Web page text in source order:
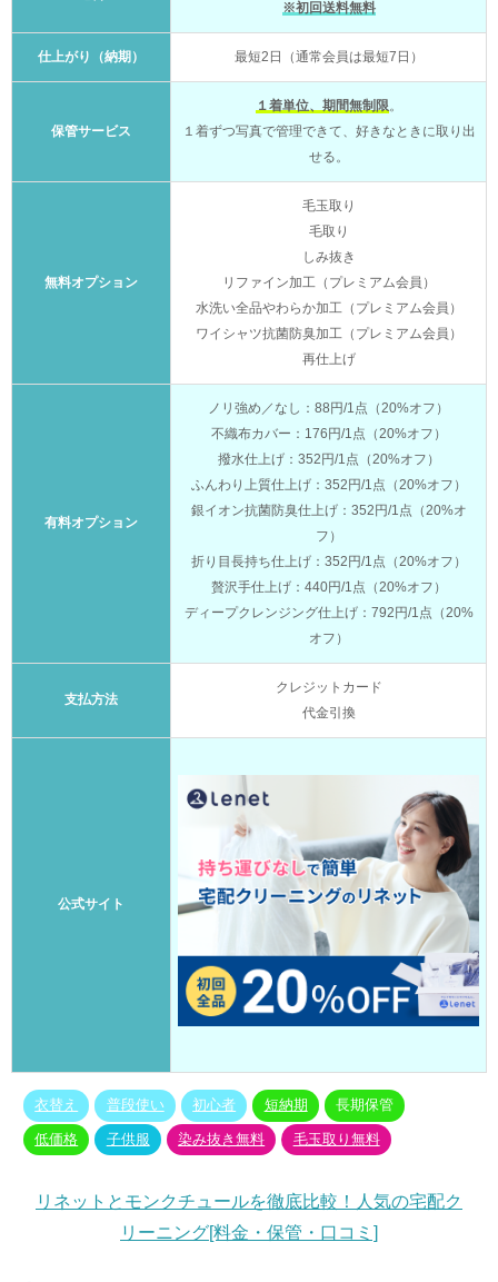
※初回送料無料
仕上がり（納期） 最短2日（通常会員は最短7日）
保管サービス
１着単位、期間無制限。
１着ずつ写真で管理できて、好きなときに取り出
せる。
無料オプション
毛玉取り
毛取り
しみ抜き
リファイン加工（プレミアム会員）
水洗い全品やわらか加工（プレミアム会員）
ワイシャツ抗菌防臭加工（プレミアム会員）
再仕上げ
有料オプション
ノリ強め／なし：88円/1点（20%オフ）
不織布カバー：176円/1点（20%オフ）
撥水仕上げ：352円/1点（20%オフ）
ふんわり上質仕上げ：352円/1点（20%オフ）
銀イオン抗菌防臭仕上げ：352円/1点（20%オ
フ）
折り目長持ち仕上げ：352円/1点（20%オフ）
贅沢手仕上げ：440円/1点（20%オフ）
ディープクレンジング仕上げ：792円/1点（20%
オフ）
支払方法
クレジットカード
代金引換
公式サイト
衣替え 普段使い 初心者 短納期 長期保管
低価格 子供服 染み抜き無料 毛玉取り無料
リネットとモンクチュールを徹底比較！人気の宅配ク
リーニング[料金・保管・口コミ]